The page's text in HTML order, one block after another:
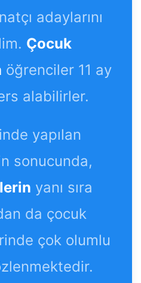
adaylarını
Çocuk
öğrenciler 11 ay
alabilirler.
yapılan
sonucunda,
yanı sıra
da çocuk
çok olumlu